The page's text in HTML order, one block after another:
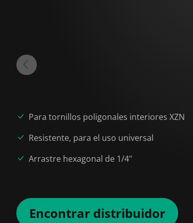
Para tornillos poligonales interiores XZN
Resistente, para el uso universal
Arrastre hexagonal de 1/4"
Encontrar distribuidor